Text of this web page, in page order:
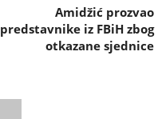
Amidžić prozvao
predstavnike iz FBiH zbog
otkazane sjednice